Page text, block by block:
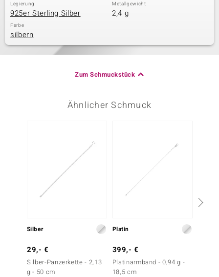
Legierung
925er Sterling Silber
Metallgewicht
2,4 g
Farbe
silbern
Zum Schmuckstück
Ähnlicher Schmuck
Silber
29,- €
Silber-Panzerkette - 2,13
g - 50 cm
Platin
399,- €
Platinarmband - 0,94 g -
18,5 cm